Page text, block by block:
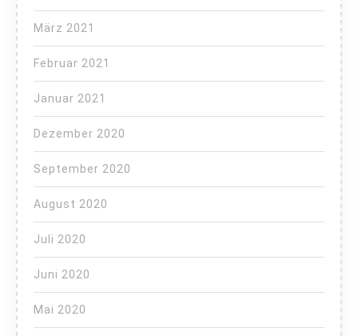
März 2021
Februar 2021
Januar 2021
Dezember 2020
September 2020
August 2020
Juli 2020
Juni 2020
Mai 2020